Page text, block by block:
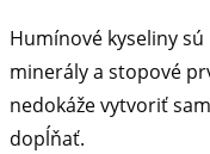
Humínové kyseliny
minerály a stopové
nedokáže vytvoriť
dopĺňať.